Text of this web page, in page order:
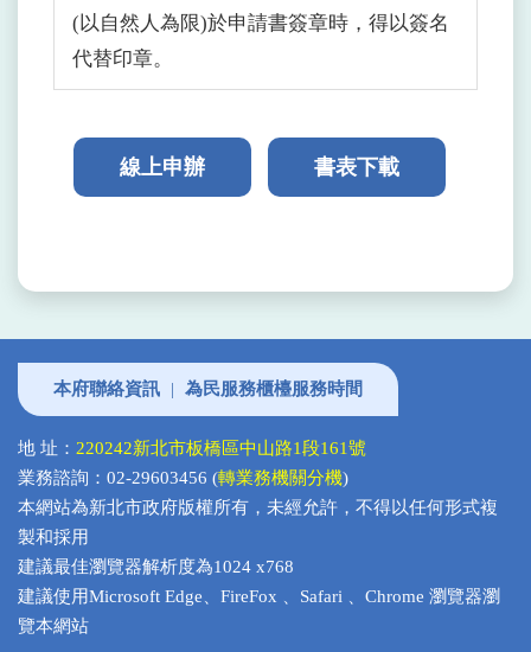
(以自然人為限)於申請書簽章時，得以簽名
代替印章。
線上申辦 書表下載
本府聯絡資訊 | 為民服務櫃檯服務時間
地 址： 220242新北市板橋區中山路1段161號
業務諮詢：02-29603456 (轉業務機關分機)
本網站為新北市政府版權所有，未經允許，不得以任何形式複
製和採用
建議最佳瀏覽器解析度為1024 x768
建議使用Microsoft Edge、FireFox 、Safari 、Chrome 瀏覽器瀏
覽本網站